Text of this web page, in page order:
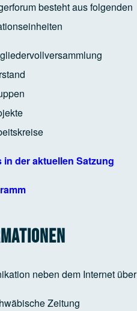
besteht aus folgenden
in der aktuellen Satzung
neben dem Internet über
Zeitung